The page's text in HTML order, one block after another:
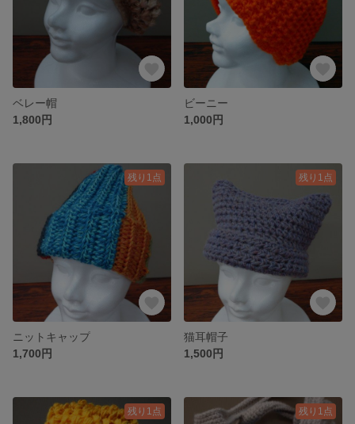
ベレー帽
1,800円
ビーニー
1,000円
残り1点
ニットキャップ
1,700円
残り1点
猫耳帽子
1,500円
残り1点 残り1点